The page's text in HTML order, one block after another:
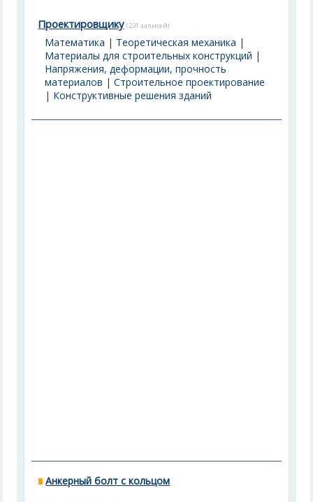
Проектировщику (231 записей)
Математика | Теоретическая механика |
Материалы для строительных конструкций |
Напряжения, деформации, прочность
материалов |Строительное проектирование
| Конструктивные решения зданий
Анкерный болт с кольцом